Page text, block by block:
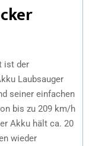
ist der
Laubsauger
seiner einfachen
bis zu 209 km/h
Akku hält ca. 20
wieder